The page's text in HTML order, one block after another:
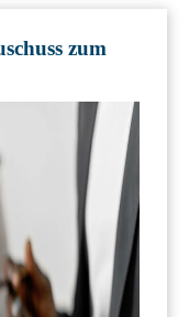
zum